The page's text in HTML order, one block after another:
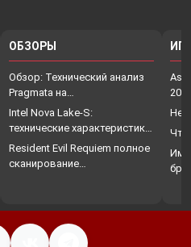
ОБЗОРЫ
Обзор: Технический анализ
Pragmata на…
Intel Nova Lake-S:
технические характеристики,
…
Resident Evil Requiem полное
сканирование…
Что